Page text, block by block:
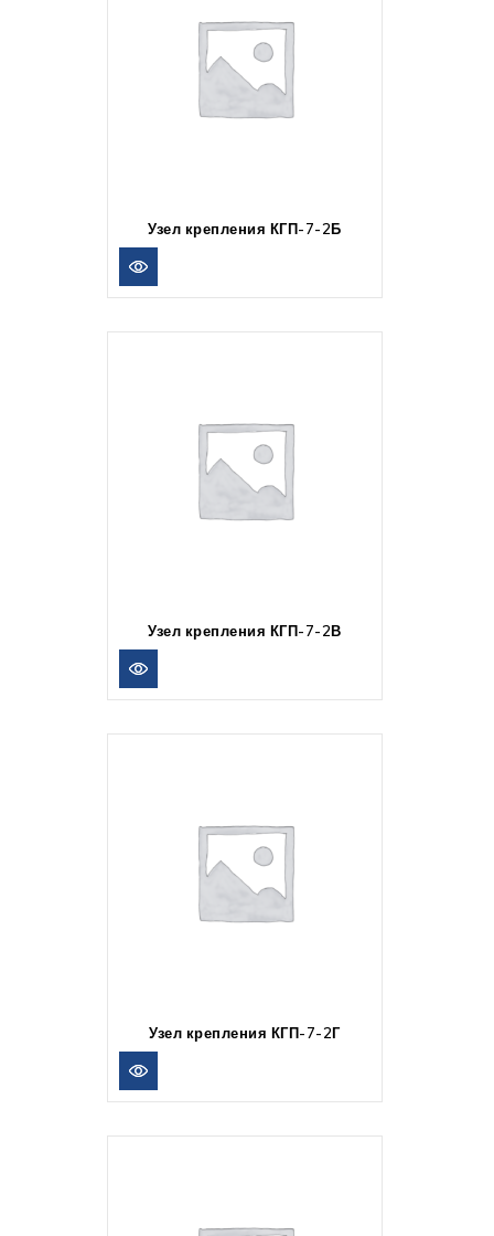
Узел крепления КГП-7-2Б
Узел крепления КГП-7-2В
Узел крепления КГП-7-2Г